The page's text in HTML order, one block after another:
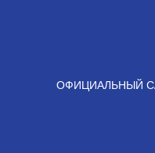
ОФИЦИАЛЬНЫЙ